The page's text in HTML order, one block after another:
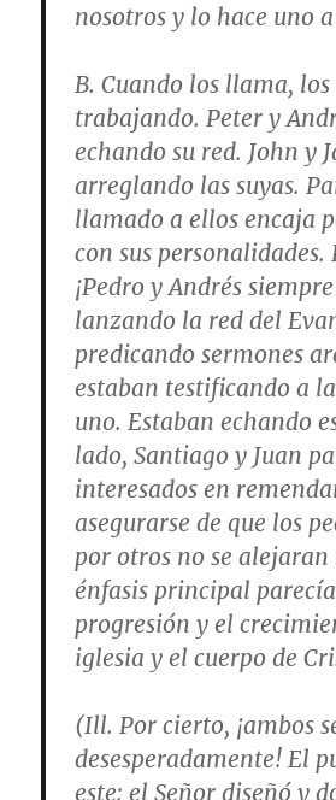
nosotros y lo hace uno
B. Cuando los llama,
trabajando. Peter y
echando su red. John y
arreglando las suyas.
llamado a ellos encaja
con sus
¡Pedro y Andrés
lanzando la red del
predicando sermones
estaban testificando a
uno. Estaban echando
lado, Santiago y Juan
interesados en
asegurarse de que los
por otros no se alejaran
énfasis principal
progresión y el
iglesia y el cuerpo de
(Ill. Por cierto, ¡ambos
desesperadamente! El
este: el Señor diseñó y